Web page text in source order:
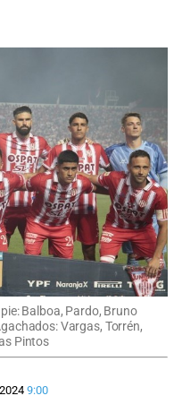
Balboa, Pardo, Bruno
Vargas, Torrén,
Pintos
9:00